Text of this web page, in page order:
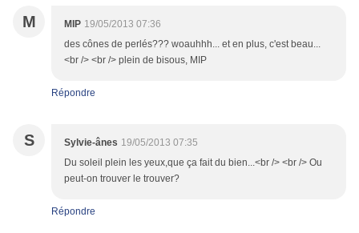
M MIP 19/05/2013 07:36
des cônes de perlés??? woauhhh... et en plus, c'est beau...
<br /> <br /> plein de bisous, MIP
Répondre
S Sylvie-ânes 19/05/2013 07:35
Du soleil plein les yeux,que ça fait du bien...<br /> <br /> Ou
peut-on trouver le trouver?
Répondre